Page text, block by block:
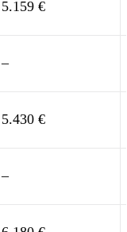
5.159 €
–
5.430 €
–